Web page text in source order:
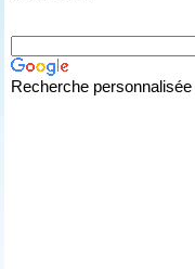
Recherche personnalisée